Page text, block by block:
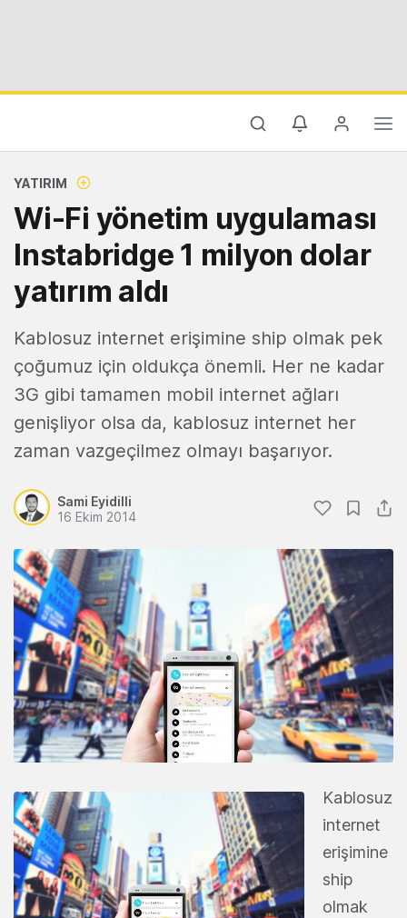
YATIRIM
Wi-Fi yönetim uygulaması
Instabridge 1 milyon dolar
yatırım aldı
Kablosuz internet erişimine ship olmak pek
çoğumuz için oldukça önemli. Her ne kadar
3G gibi tamamen mobil internet ağları
genişliyor olsa da, kablosuz internet her
zaman vazgeçilmez olmayı başarıyor.
Sami Eyidilli
16 Ekim 2014
Kablosuz
internet
erişimine
ship
olmak